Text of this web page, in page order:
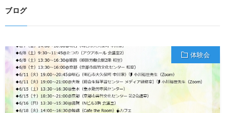
ブログ
体験会